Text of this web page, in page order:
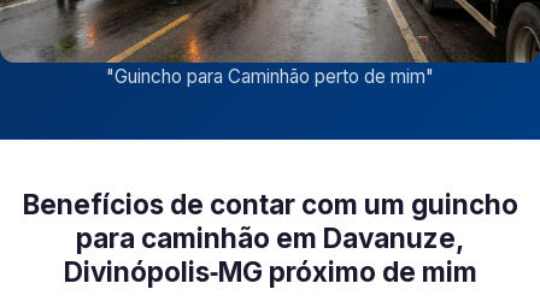
"Guincho para Caminhão perto de mim"
Benefícios de contar com um guincho
para caminhão em Davanuze,
Divinópolis‑MG próximo de mim